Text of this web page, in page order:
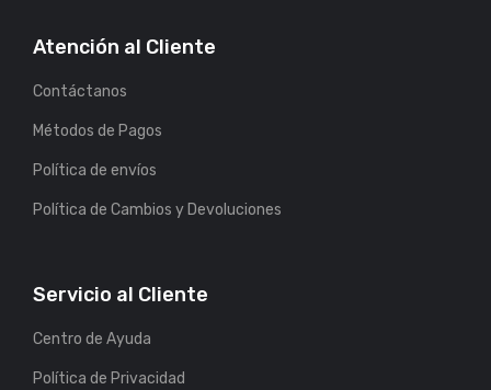
Atención al Cliente
Contáctanos
Métodos de Pagos
Política de envíos
Política de Cambios y Devoluciones
Servicio al Cliente
Centro de Ayuda
Política de Privacidad